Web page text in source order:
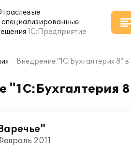
специализированные
1С:Предприятие
Внедрение "1С:Бухгалтерия 8"
"1С:Бухгалтерия
2011